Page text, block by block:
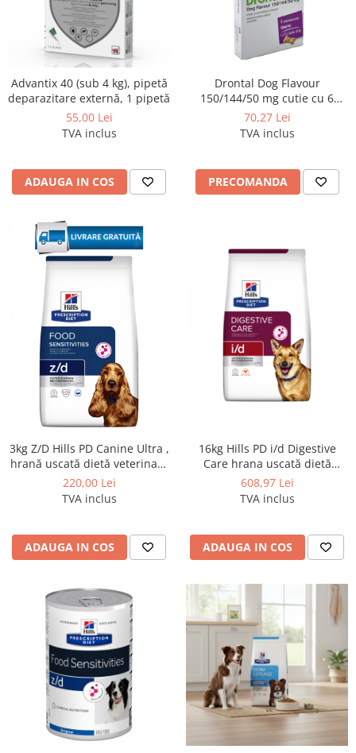
Advantix 40 (sub 4 kg), pipetă
deparazitare externă, 1 pipetă
55,00 Lei
TVA inclus
ADAUGA IN COS
Drontal Dog Flavour
150/144/50 mg cutie cu 6
tablete
70,27 Lei
TVA inclus
PRECOMANDA
3kg Z/D Hills PD Canine Ultra ,
hrană uscată dietă veterinară
pentru câini cu probleme
dermatologice - Pret special
220,00 Lei
TVA inclus
ADAUGA IN COS
16kg Hills PD i/d Digestive
Care hrana uscată dietă
veterinară pentru caini
608,97 Lei
TVA inclus
ADAUGA IN COS